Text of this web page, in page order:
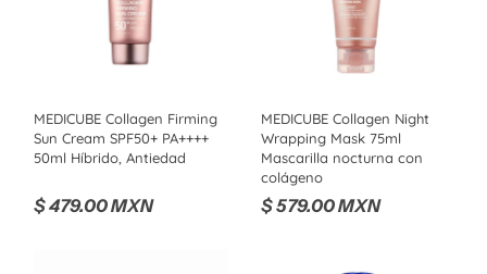
MEDICUBE Collagen Firming
Sun Cream SPF50+ PA++++
50ml Híbrido, Antiedad
$ 479.00 MXN
MEDICUBE Collagen Night
Wrapping Mask 75ml
Mascarilla nocturna con
colágeno
$ 579.00 MXN